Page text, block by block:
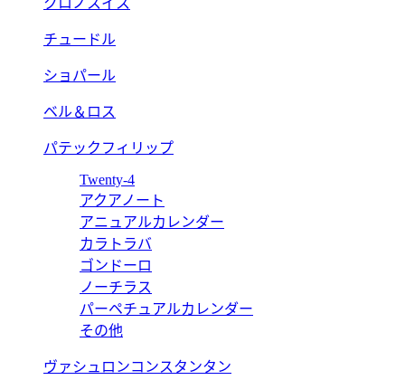
チュードル
ショパール
ベル＆ロス
パテックフィリップ
Twenty-4
アクアノート
アニュアルカレンダー
カラトラバ
ゴンドーロ
ノーチラス
パーペチュアルカレンダー
その他
ヴァシュロンコンスタンタン